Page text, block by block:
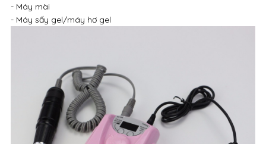
- Máy mài
- Máy sấy gel/máy hơ gel